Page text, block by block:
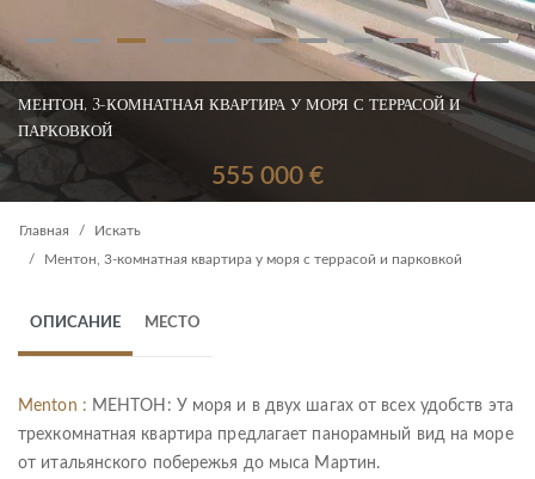
Главная
Искать
Ментон, 3-комнатная квартира у моря с террасой и парковкой
МЕНТОН, 3-КОМНАТНАЯ КВАРТИРА У МОРЯ С ТЕРРАСОЙ И
ПАРКОВКОЙ
555 000 €
ОПИСАНИЕ МЕСТО
Menton : МЕНТОН: У моря и в двух шагах от всех удобств эта
трехкомнатная квартира предлагает панорамный вид на море
от итальянского побережья до мыса Мартин.